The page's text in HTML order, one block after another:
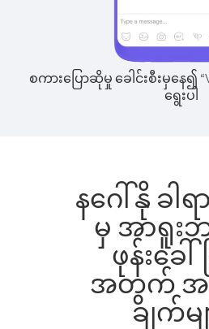
စကားပြောဆိုမှု ခေါင်းစီးမှနေ၍
ရွေးပါ
နဂေါ်နို ခ
မှ အာရူး
ဖုန်းခေါ်
အတွက် အ
ချက်မ